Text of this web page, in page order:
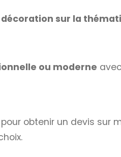
sur la
ou moderne
obtenir un devis sur